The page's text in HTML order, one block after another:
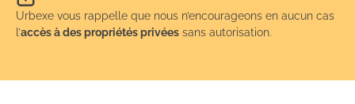
Urbexe vous rappelle que nous n’encourageons en aucun cas
l’accès à des propriétés privées sans autorisation.